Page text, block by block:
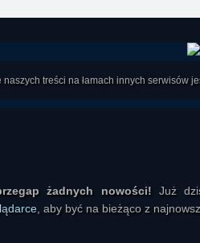
treści na łamach innych serwisów
żadnych nowości! Już
, aby być na bieżąco z